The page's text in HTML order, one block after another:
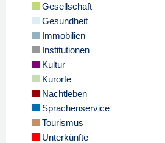
Gesellschaft
Gesundheit
Immobilien
Institutionen
Kultur
Kurorte
Nachtleben
Sprachenservice
Tourismus
Unterkünfte